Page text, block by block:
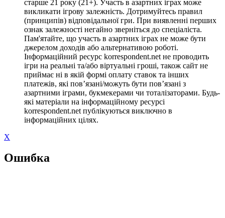
старше 21 року (21+). Участь в азартних іграх може
викликати ігрову залежність. Дотримуйтесь правил
(принципів) відповідальної гри. При виявленні перших
ознак залежності негайно зверніться до спеціаліста.
Пам'ятайте, що участь в азартних іграх не може бути
джерелом доходів або альтернативою роботі.
Інформаційний ресурс korrespondent.net не проводить
ігри на реальні та/або віртуальні гроші, також сайт не
приймає ні в якій формі оплату ставок та інших
платежів, які пов’язані/можуть бути пов’язані з
азартними іграми, букмекерами чи тоталізаторами. Будь-
які матеріали на інформаційному ресурсі
korrespondent.net публікуються виключно в
інформаційних цілях.
X
Ошибка